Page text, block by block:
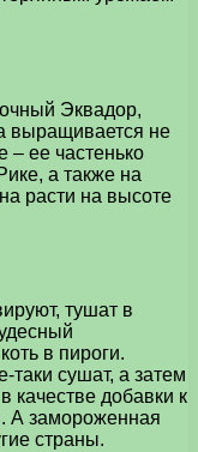
Эквадор,
выращивается не
– ее частенько
а также на
расти на высоте
тушат в
в пироги.
сушат, а затем
качестве добавки к
А замороженная
страны.